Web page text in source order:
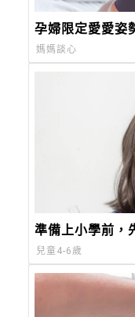
孕婦限定愛愛姿
媽媽談心
準備上小學前，
兒童4-6歲